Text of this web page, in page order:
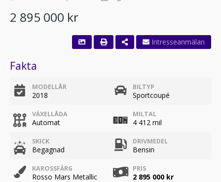
2 895 000 kr
Fakta
MODELLÅR
2018
BILTYP
Sportcoupé
VÄXELLÅDA
Automat
MILTAL
4 412 mil
SKICK
Begagnad
DRIVMEDEL
Bensin
KAROSSFÄRG
Rosso Mars Metallic
PRIS
2 895 000 kr